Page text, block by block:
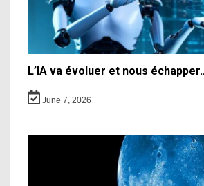
L’IA va évoluer et nous
June 7, 2026